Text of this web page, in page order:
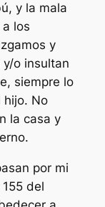
y la mala
los
y
o insultan
siempre lo
hijo. No
la casa y
por mi
del